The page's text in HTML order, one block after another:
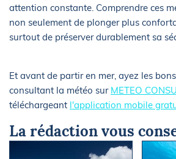
attention constante. Comprendre ces
non seulement de plonger plus
surtout de préserver durablement sa
Et avant de partir en mer, ayez les
consultant la météo sur METEO
téléchargeant l'application mobile
La rédaction vous